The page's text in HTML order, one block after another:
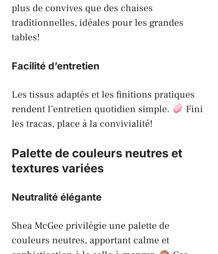
plus de convives que des chaises
traditionnelles, idéales pour les grandes
tables!
Facilité d’entretien
Les tissus adaptés et les finitions pratiques
rendent l’entretien quotidien simple.
Fini
les tracas, place à la convivialité!
Palette de couleurs neutres et
textures variées
Neutralité élégante
Shea McGee privilégie une palette de
couleurs neutres, apportant calme et